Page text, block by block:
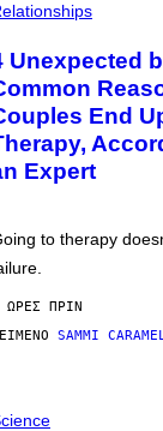
Unexpected
End
Expert
to therapy
ΏΡΕΣ ΠΡΙΝ
SAMMI